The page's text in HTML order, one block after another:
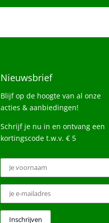
Nieuwsbrief
Blijf op de hoogte van al onze
acties & aanbiedingen!
Schrijf je nu in en ontvang een
kortingscode t.w.v. € 5